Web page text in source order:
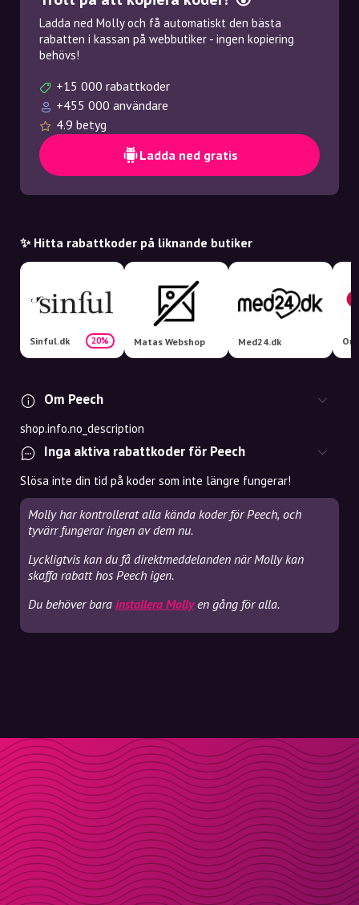
Ladda ned Molly och få automatiskt den bästa
rabatten i kassan på webbutiker - ingen kopiering
behövs!
+15 000 rabattkoder
+455 000 användare
4.9 betyg
Ladda ned gratis
✨ Hitta rabattkoder på liknande butiker
Sinful.dk 20% Matas Webshop Med24.dk
Om Peech
shop.info.no_description
Inga aktiva rabattkoder för Peech
Slösa inte din tid på koder som inte längre fungerar!
Molly har kontrollerat alla kända koder för Peech, och
tyvärr fungerar ingen av dem nu.
Lyckligtvis kan du få direktmeddelanden när Molly kan
skaffa rabatt hos Peech igen.
Du behöver bara installera Mollyen gång för alla.